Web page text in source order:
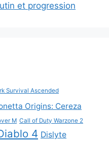
et progression
Survival Ascended
Origins: Cereza
M Call of Duty Warzone 2
4 Dislyte